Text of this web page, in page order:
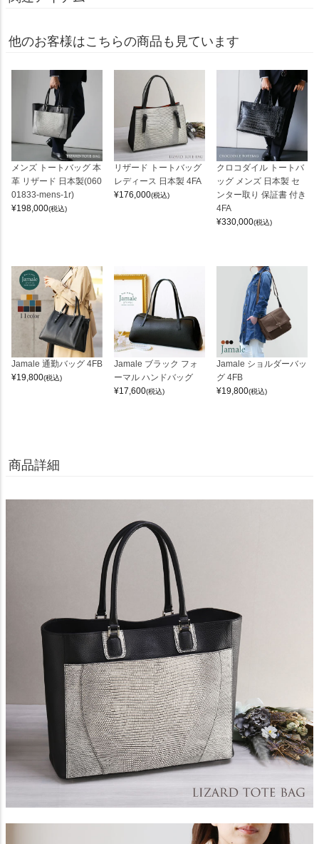
他のお客様はこちらの商品も見ています
メンズ トートバッグ 本
革 リザード 日本製(060
01833-mens-1r)
¥198,000(税込)
リザード トートバッグ
レディース 日本製 4FA
¥176,000(税込)
クロコダイル トートバ
ッグ メンズ 日本製 セ
ンター取り 保証書 付き
4FA
¥330,000(税込)
Jamale 通勤バッグ 4FB
¥19,800(税込)
Jamale ブラック フォ
ーマル ハンドバッグ
¥17,600(税込)
Jamale ショルダーバッ
グ 4FB
¥19,800(税込)
商品詳細